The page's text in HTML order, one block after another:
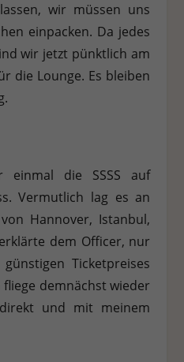
wir müssen uns
einpacken. Da jedes
wir jetzt pünktlich am
die Lounge. Es bleiben
die SSSS auf
Vermutlich lag es an
Hannover, Istanbul,
dem Officer, nur
Ticketpreises
demnächst wieder
und mit meinem